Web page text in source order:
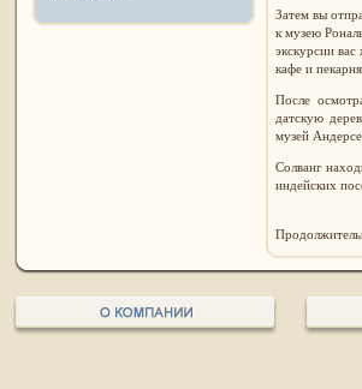
Затем вы
к музею
экскурсии
кафе и
После
датскую
музей
Солванг
индейских